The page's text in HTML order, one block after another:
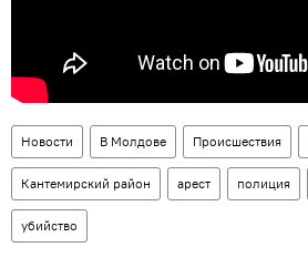
Новости В Молдове Происшествия
Кантемирский район арест полиция
убийство